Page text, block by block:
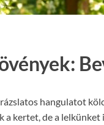
hangulatot
a kertet, de a